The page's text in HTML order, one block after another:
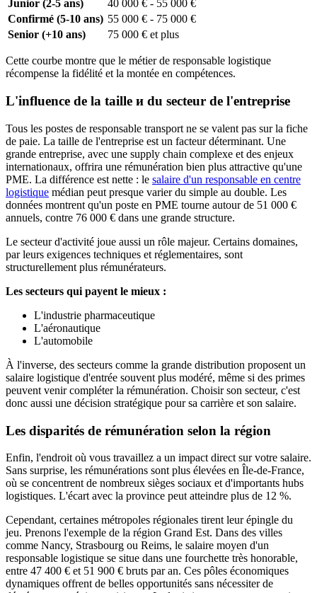
Junior (2-5 ans)
40 000 € - 55 000 €
Confirmé (5-10 ans) 55 000 € - 75 000 €
Senior (+10 ans)
75 000 € et plus
Cette courbe montre que le métier de responsable logistique
récompense la fidélité et la montée en compétences.
L'influence de la taille и du secteur de l'entreprise
Tous les postes de responsable transport ne se valent pas sur la fiche
de paie. La taille de l'entreprise est un facteur déterminant. Une
grande entreprise, avec une supply chain complexe et des enjeux
internationaux, offrira une rémunération bien plus attractive qu'une
PME. La différence est nette : le salaire d'un responsable en centre
logistique médian peut presque varier du simple au double. Les
données montrent qu'un poste en PME tourne autour de 51 000 €
annuels, contre 76 000 € dans une grande structure.
Le secteur d'activité joue aussi un rôle majeur. Certains domaines,
par leurs exigences techniques et réglementaires, sont
structurellement plus rémunérateurs.
Les secteurs qui payent le mieux :
L'industrie pharmaceutique
L'aéronautique
L'automobile
À l'inverse, des secteurs comme la grande distribution proposent un
salaire logistique d'entrée souvent plus modéré, même si des primes
peuvent venir compléter la rémunération. Choisir son secteur, c'est
donc aussi une décision stratégique pour sa carrière et son salaire.
Les disparités de rémunération selon la région
Enfin, l'endroit où vous travaillez a un impact direct sur votre salaire.
Sans surprise, les rémunérations sont plus élevées en Île-de-France,
où se concentrent de nombreux sièges sociaux et d'importants hubs
logistiques. L'écart avec la province peut atteindre plus de 12 %.
Cependant, certaines métropoles régionales tirent leur épingle du
jeu. Prenons l'exemple de la région Grand Est. Dans des villes
comme Nancy, Strasbourg ou Reims, le salaire moyen d'un
responsable logistique se situe dans une fourchette très honorable,
entre 47 400 € et 51 900 € bruts par an. Ces pôles économiques
dynamiques offrent de belles opportunités sans nécessiter de